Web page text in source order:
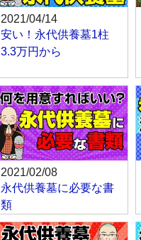
2021/04/14
安い！永代供養墓1柱
3.3万円から
2021/02/08
永代供養墓に必要な書
類